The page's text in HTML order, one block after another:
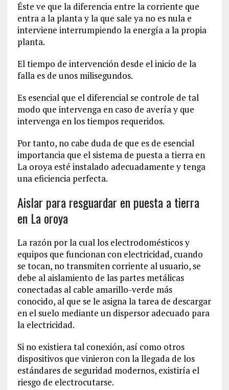
Éste ve que la diferencia entre la corriente que
entra a la planta y la que sale ya no es nula e
interviene interrumpiendo la energía a la propia
planta.
El tiempo de intervención desde el inicio de la
falla es de unos milisegundos.
Es esencial que el diferencial se controle de tal
modo que intervenga en caso de avería y que
intervenga en los tiempos requeridos.
Por tanto, no cabe duda de que es de esencial
importancia que el sistema de puesta a tierra en
La oroya esté instalado adecuadamente y tenga
una eficiencia perfecta.
Aislar para resguardar en puesta a tierra
en La oroya
La razón por la cual los electrodomésticos y
equipos que funcionan con electricidad, cuando
se tocan, no transmiten corriente al usuario, se
debe al aislamiento de las partes metálicas
conectadas al cable amarillo-verde más
conocido, al que se le asigna la tarea de descargar
en el suelo mediante un dispersor adecuado para
la electricidad.
Si no existiera tal conexión, así como otros
dispositivos que vinieron con la llegada de los
estándares de seguridad modernos, existiría el
riesgo de electrocutarse.